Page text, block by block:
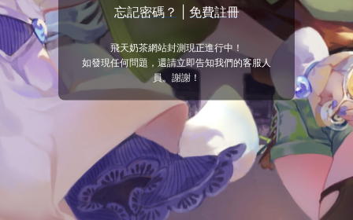
忘記密碼？ 免費註冊
飛天奶茶網站封測現正進行中！
如發現任何問題，還請立即告知我們的客服人
員。謝謝！